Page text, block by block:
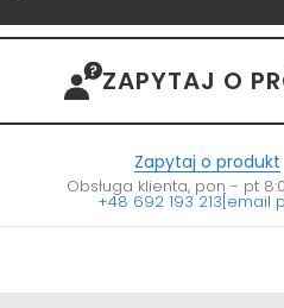
ZAPYTAJ O
Zapytaj o produkt
Obsługa klienta, pon - pt
+48 692 193 213[email